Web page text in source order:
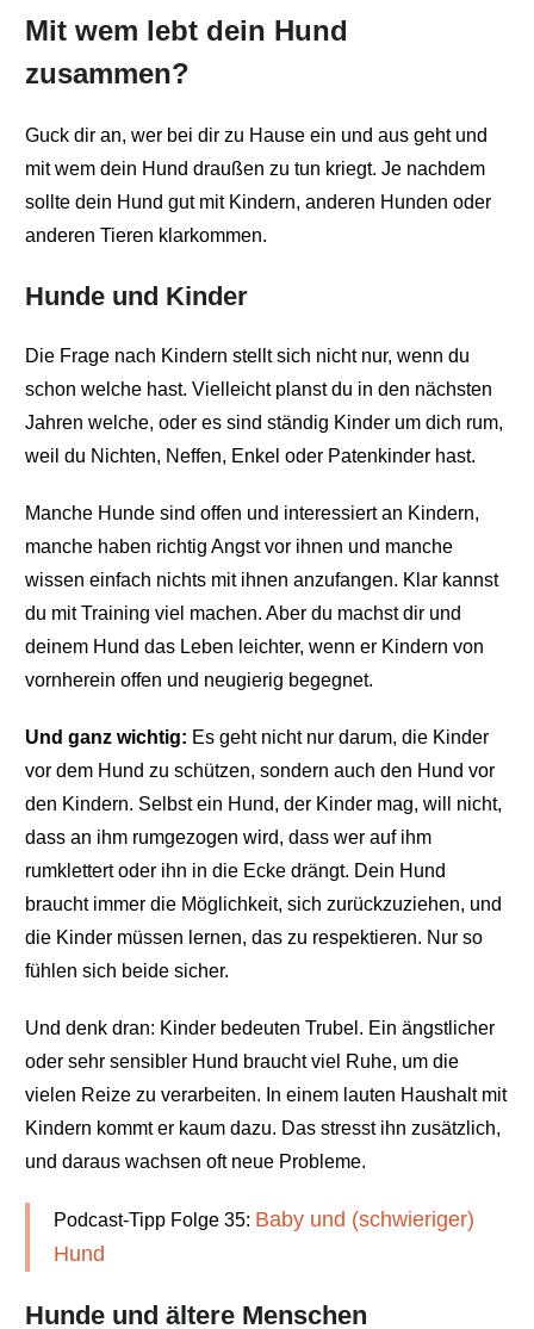
Mit wem lebt dein Hund
zusammen?
Guck dir an, wer bei dir zu Hause ein und aus geht und
mit wem dein Hund draußen zu tun kriegt. Je nachdem
sollte dein Hund gut mit Kindern, anderen Hunden oder
anderen Tieren klarkommen.
Hunde und Kinder
Die Frage nach Kindern stellt sich nicht nur, wenn du
schon welche hast. Vielleicht planst du in den nächsten
Jahren welche, oder es sind ständig Kinder um dich rum,
weil du Nichten, Neffen, Enkel oder Patenkinder hast.
Manche Hunde sind offen und interessiert an Kindern,
manche haben richtig Angst vor ihnen und manche
wissen einfach nichts mit ihnen anzufangen. Klar kannst
du mit Training viel machen. Aber du machst dir und
deinem Hund das Leben leichter, wenn er Kindern von
vornherein offen und neugierig begegnet.
Und ganz wichtig: Es geht nicht nur darum, die Kinder
vor dem Hund zu schützen, sondern auch den Hund vor
den Kindern. Selbst ein Hund, der Kinder mag, will nicht,
dass an ihm rumgezogen wird, dass wer auf ihm
rumklettert oder ihn in die Ecke drängt. Dein Hund
braucht immer die Möglichkeit, sich zurückzuziehen, und
die Kinder müssen lernen, das zu respektieren. Nur so
fühlen sich beide sicher.
Und denk dran: Kinder bedeuten Trubel. Ein ängstlicher
oder sehr sensibler Hund braucht viel Ruhe, um die
vielen Reize zu verarbeiten. In einem lauten Haushalt mit
Kindern kommt er kaum dazu. Das stresst ihn zusätzlich,
und daraus wachsen oft neue Probleme.
Podcast-Tipp Folge 35: Baby und (schwieriger)
Hund
Hunde und ältere Menschen